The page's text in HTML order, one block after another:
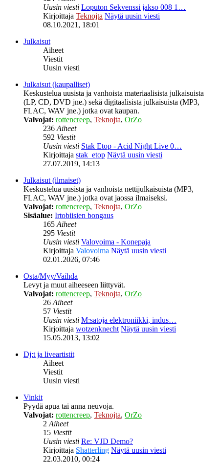
Uusin viesti Loputon Sekvenssi jakso 008 1…
Kirjoittaja Teknojta Näytä uusin viesti
08.10.2021, 18:01
Julkaisut
Aiheet
Viestit
Uusin viesti
Julkaisut (kaupalliset)
Keskustelua uusista ja vanhoista materiaalisista julkaisuista
(LP, CD, DVD jne.) sekä digitaalisista julkaisuista (MP3,
FLAC, WAV jne.) jotka ovat kaupan.
Valvojat: rottencreep, Teknojta, OrZo
236Aiheet
592 Viestit
Uusin viesti Stak Etop - Acid Night Live 0…
Kirjoittaja stak_etop Näytä uusin viesti
27.07.2019, 14:13
Julkaisut (ilmaiset)
Keskustelua uusista ja vanhoista nettijulkaisuista (MP3,
FLAC, WAV jne.) jotka ovat jaossa ilmaiseksi.
Valvojat: rottencreep, Teknojta, OrZo
Sisäalue: Irtobiisien bongaus
165Aiheet
295 Viestit
Uusin viesti Valovoima - Konepaja
Kirjoittaja Valovoima Näytä uusin viesti
02.01.2026, 07:46
Osta/Myy/Vaihda
Levyt ja muut aiheeseen liittyvät.
Valvojat: rottencreep, Teknojta, OrZo
26Aiheet
57 Viestit
Uusin viesti M:satoja elektroniikki, indus…
Kirjoittaja wotzenknecht Näytä uusin viesti
15.05.2013, 13:02
Dj:t ja liveartistit
Aiheet
Viestit
Uusin viesti
Vinkit
Pyydä apua tai anna neuvoja.
Valvojat: rottencreep, Teknojta, OrZo
2Aiheet
15 Viestit
Uusin viesti Re: VJD Demo?
Kirjoittaja Shatterling Näytä uusin viesti
22.03.2010, 00:24